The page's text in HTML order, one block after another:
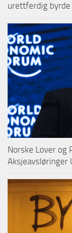
urettferdig byrde
Norske Lover og
Aksjeavsløringer